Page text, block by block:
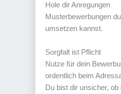
Hole dir Anregungen
Musterbewerbungen
umsetzen kannst.
Sorgfalt ist Pflicht
Nutze für dein
ordentlich beim
Du bist dir unsicher,